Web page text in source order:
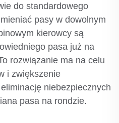
do standardowego
pasy w dowolnym
kierowcy są
pasa już na
rozwiązanie ma na celu
i zwiększenie
niebezpiecznych
pasa na rondzie.